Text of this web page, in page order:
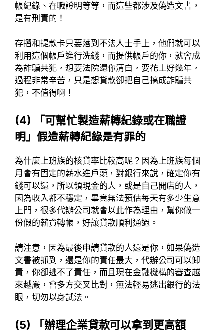
帳紀錄、在職證明等等，而這些都涉及偽造文書，
是有刑責的！
存摺和提款卡只要落到不法人士手上，他們就可以
利用這個帳戶進行洗錢，而提供帳戶的你，就會成
為詐騙共犯，想要法院還你清白，要花上好幾年，
過程非常辛苦，只是想貸款卻把自己搞成詐騙共
犯，不值得啊！
(4) 「可幫忙製造薪轉紀錄或在職證
明」假造薪轉紀錄是有罪的
為什麼上班族的核貸率比較高呢？因為上班族每個
月會有固定的薪水進戶頭，對銀行來說，確定你有
錢可以還，所以領現金的人，或是自己開店的人，
因為收入都不穩定，畢竟無法預估每天有多少生意
上門，很多代辦公司就會以此作為理由，幫你做一
份假的薪資轉帳，好讓貸款順利通過。
請注意，因為最後申請貸款的人還是你，如果偽造
文書被抓到，還是你的責任最大，代辦公司可以卸
責，你卻逃不了責任，而且現在金融機構的審查越
來越嚴，會多方交叉比對，無法輕易逃出銀行的法
眼，切勿以身試法。
(5) 「辦理企業貸款可以拿到更高額